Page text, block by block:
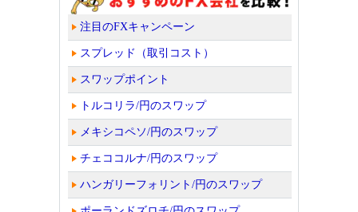
注目のFXキャンペーン
スプレッド（取引コスト）
スワップポイント
トルコリラ/円のスワップ
メキシコペソ/円のスワップ
チェココルナ/円のスワップ
ハンガリーフォリント/円のスワップ